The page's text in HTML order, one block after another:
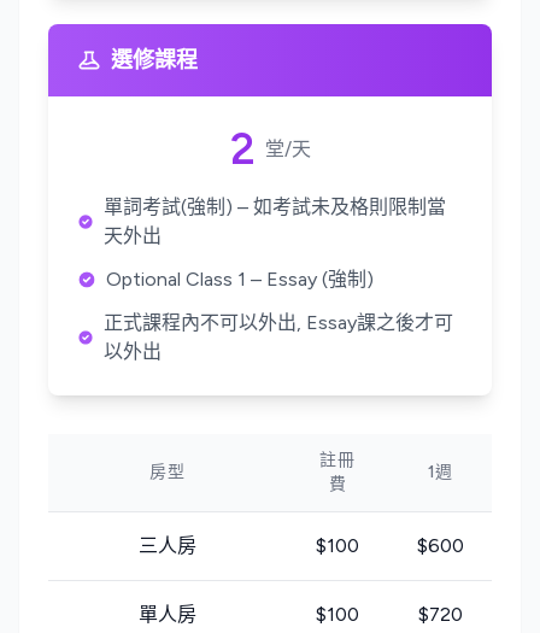
選修課程
2 堂/天
單詞考試(強制) – 如考試未及格則限制當
天外出
Optional Class 1 – Essay (強制)
正式課程內不可以外出, Essay課之後才可
以外出
房型
註冊
費
1週
三人房 $100 $600
單人房 $100 $720